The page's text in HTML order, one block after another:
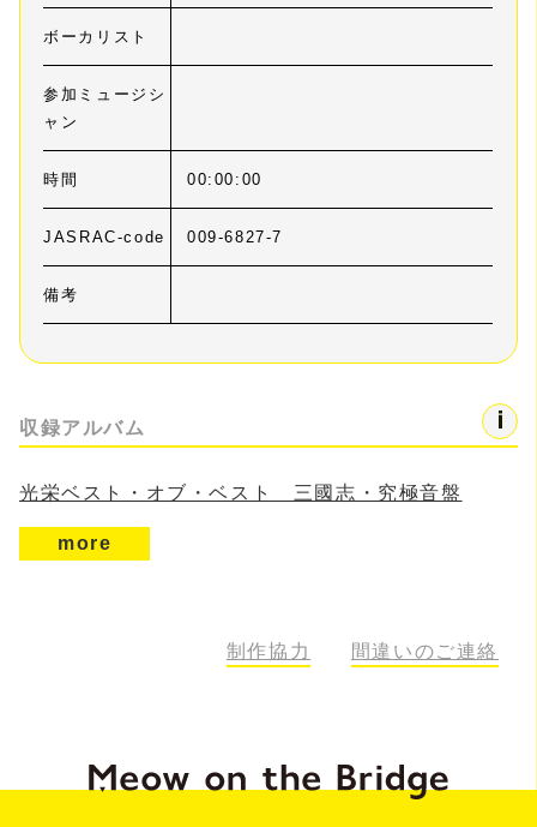
ボーカリスト
参加ミュージシ
ャン
時間 00:00:00
JASRAC-code 009-6827-7
備考
収録アルバム
光栄ベスト・オブ・ベスト 三國志・究極音盤
more
制作協力 間違いのご連絡